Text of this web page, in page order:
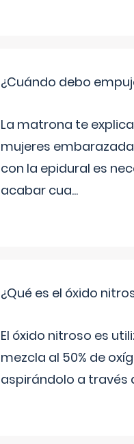
¿Cuándo debo
La matrona te
mujeres
con la epidural es
acabar cua...
¿Qué es el óxido
El óxido nitroso es
mezcla al 50% de
aspirándolo a través